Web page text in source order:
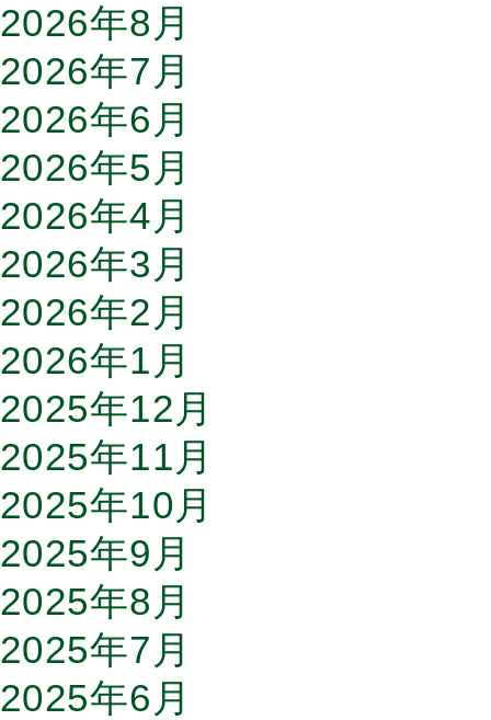
2026年8月
2026年7月
2026年6月
2026年5月
2026年4月
2026年3月
2026年2月
2026年1月
2025年12月
2025年11月
2025年10月
2025年9月
2025年8月
2025年7月
2025年6月